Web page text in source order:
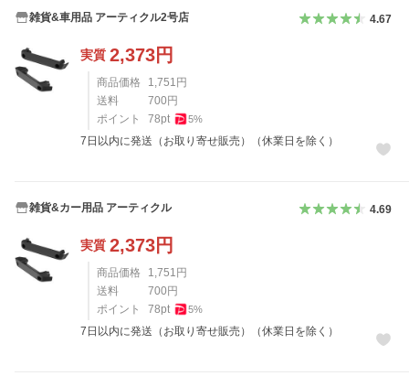
雑貨&車用品 アーティクル2号店 4.67
実質 2,373円
商品価格 1,751 円
送料
700円
ポイント
78pt 5%
7日以内に発送（お取り寄せ販売）（休業日を除く）
雑貨&カー用品 アーティクル 4.69
実質 2,373円
商品価格 1,751 円
送料
700円
ポイント
78pt 5%
7日以内に発送（お取り寄せ販売）（休業日を除く）